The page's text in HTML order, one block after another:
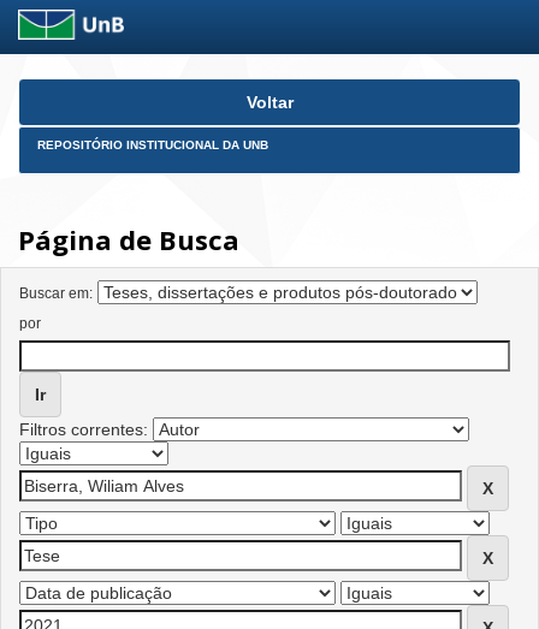
Skip
Voltar
REPOSITÓRIO INSTITUCIONAL DA UNB
Página de Busca
Buscar em:
por
Filtros correntes: